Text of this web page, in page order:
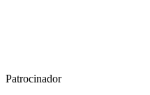
Patrocinador